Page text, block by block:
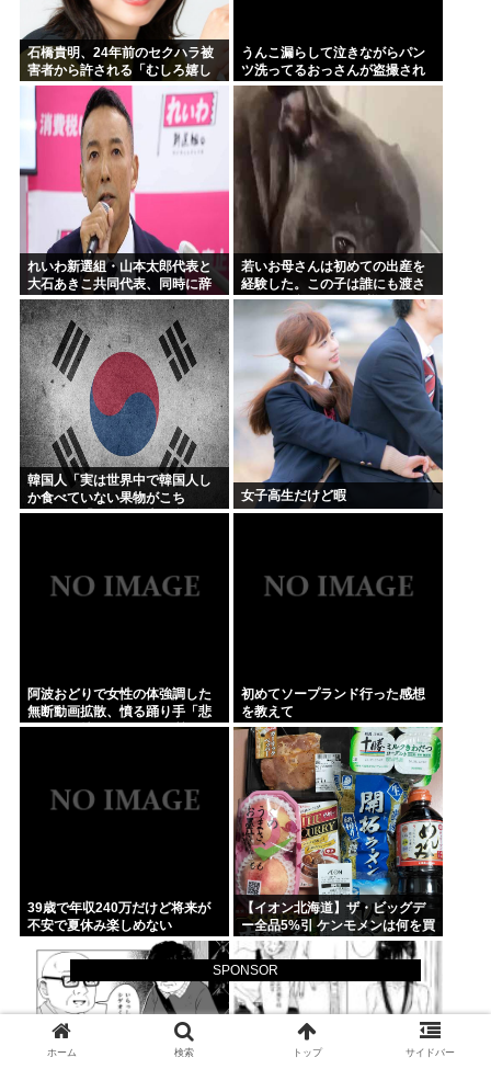
SPONSOR
石橋貴明、24年前のセクハラ被
害者から許される「むしろ嬉し
かったんですよ」
うんこ漏らして泣きながらパン
ツ洗ってるおっさんが盗撮され
る
れいわ新選組・山本太郎代表と
大石あきこ共同代表、同時に辞
任
若いお母さんは初めての出産を
経験した。この子は誰にも渡さ
ない → ずっとこんな様子です…
韓国人「実は世界中で韓国人し
か食べていない果物がこち
ら…」→「えっ、日本は食べて
女子高生だけど暇
阿波おどりで女性の体強調した
無断動画拡散、憤る踊り手「悲
しいし気持ち悪い」…悪質なケ
初めてソープランド行った感想
を教えて
39歳で年収240万だけど将来が
不安で夏休み楽しめない
【イオン北海道】ザ・ビッグデ
ー全品5%引 ケンモメンは何を買
うの？
ホーム 検索 トップ サイドバー